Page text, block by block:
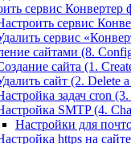
сервис Конвертер
сервис
сервис
сайтами (8.
сайта (1.
сайт (2. Delete
задач cron
SMTP (4.
Настройки для
https на